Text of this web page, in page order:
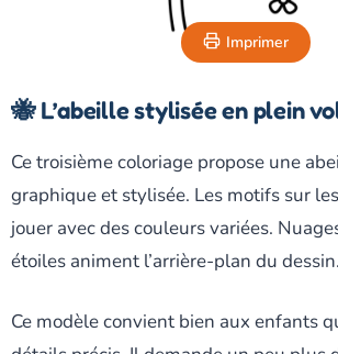
Imprimer
🐝 L’abeille stylisée en plein
Ce troisième coloriage propose une
graphique et stylisée. Les motifs sur
jouer avec des couleurs variées.
étoiles animent l’arrière-plan du dessin.
Ce modèle convient bien aux enfants